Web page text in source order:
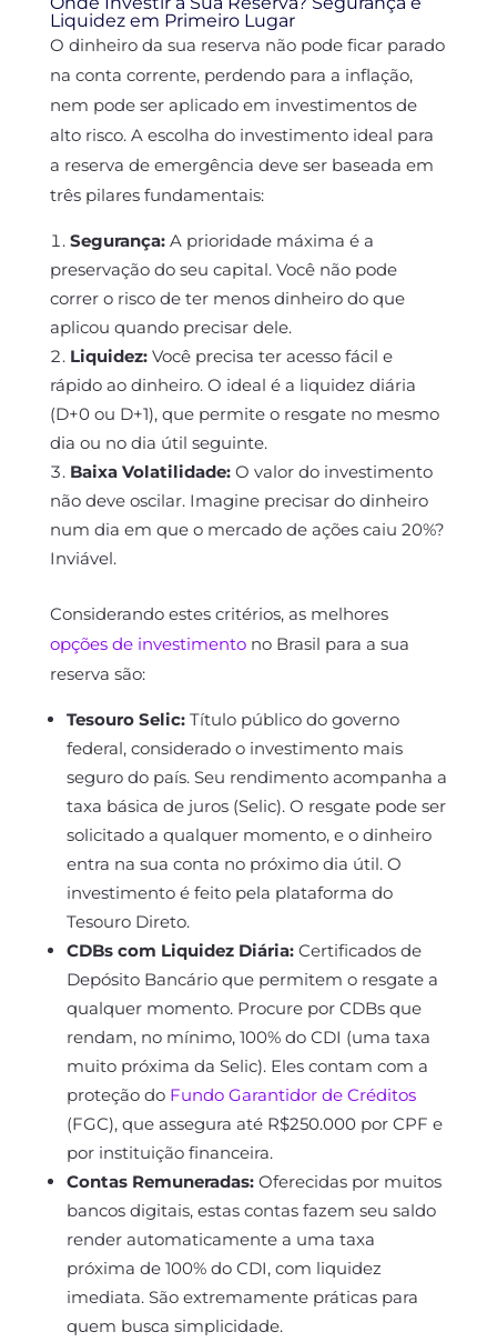
Liquidez em Primeiro Lugar
O dinheiro da sua reserva não pode ficar parado
na conta corrente, perdendo para a inflação,
nem pode ser aplicado em investimentos de
alto risco. A escolha do investimento ideal para
a reserva de emergência deve ser baseada em
três pilares fundamentais:
Segurança:A prioridade máxima é a
preservação do seu capital. Você não pode
correr o risco de ter menos dinheiro do que
aplicou quando precisar dele.
Liquidez:Você precisa ter acesso fácil e
rápido ao dinheiro. O ideal é a liquidez diária
(D+0 ou D+1), que permite o resgate no mesmo
dia ou no dia útil seguinte.
Baixa Volatilidade:O valor do investimento
não deve oscilar. Imagine precisar do dinheiro
num dia em que o mercado de ações caiu 20%?
Inviável.
Considerando estes critérios, as melhores
opções de investimentono Brasil para a sua
reserva são:
Tesouro Selic:Título público do governo
federal, considerado o investimento mais
seguro do país. Seu rendimento acompanha a
taxa básica de juros (Selic). O resgate pode ser
solicitado a qualquer momento, e o dinheiro
entra na sua conta no próximo dia útil. O
investimento é feito pela plataforma do
Tesouro Direto.
CDBs com Liquidez Diária:Certificados de
Depósito Bancário que permitem o resgate a
qualquer momento. Procure por CDBs que
rendam, no mínimo, 100% do CDI (uma taxa
muito próxima da Selic). Eles contam com a
proteção do Fundo Garantidor de Créditos
(FGC), que assegura até R$250.000 por CPF e
por instituição financeira.
Contas Remuneradas:Oferecidas por muitos
bancos digitais, estas contas fazem seu saldo
render automaticamente a uma taxa
próxima de 100% do CDI, com liquidez
imediata. São extremamente práticas para
quem busca simplicidade.